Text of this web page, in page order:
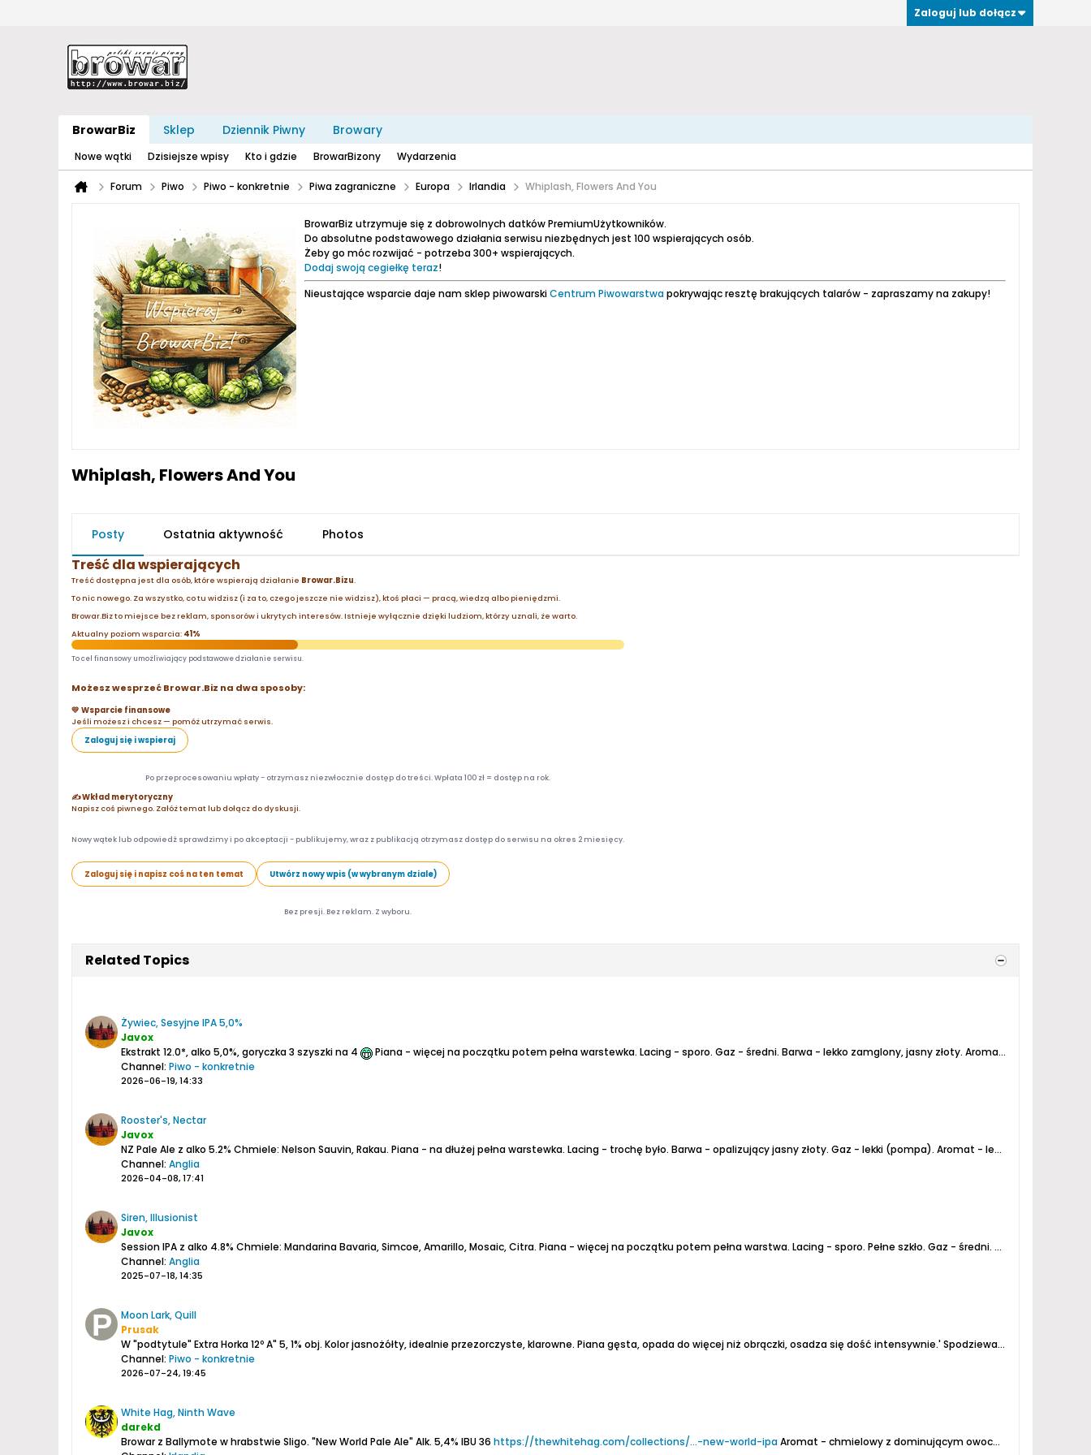
Zaloguj lub dołącz
BrowarBiz Sklep Dziennik Piwny Browary
Nowe wątki Dzisiejsze wpisy Kto i gdzie BrowarBizony Wydarzenia
Forum Piwo Piwo - konkretnie Piwa zagraniczne Europa Irlandia Whiplash, Flowers And You
BrowarBiz utrzymuje się z dobrowolnych datków PremiumUżytkowników.
Do absolutne podstawowego działania serwisu niezbędnych jest 100 wspierających osób.
Żeby go móc rozwijać - potrzeba 300+ wspierających.
Dodaj swoją cegiełkę teraz!
Nieustające wsparcie daje nam sklep piwowarskiCentrum Piwowarstwapokrywając resztę brakujących talarów - zapraszamy na zakupy!
Whiplash, Flowers And You
Posty Ostatnia aktywność Photos
Treść dla wspierających
Treść dostępna jest dla osób, które wspierają działanie Browar.Bizu.
To nic nowego. Za wszystko, co tu widzisz (i za to, czego jeszcze nie widzisz), ktoś płaci — pracą, wiedzą albo pieniędzmi.
Browar.Biz to miejsce bez reklam, sponsorów i ukrytych interesów. Istnieje wyłącznie dzięki ludziom, którzy uznali, że warto.
Aktualny poziom wsparcia: 41%
To cel finansowy umożliwiający podstawowe działanie serwisu.
Możesz wesprzeć Browar.Biz na dwa sposoby:
💛 Wsparcie finansowe
Jeśli możesz i chcesz — pomóż utrzymać serwis.
Zaloguj się i wspieraj
Po przeprocesowaniu wpłaty - otrzymasz niezwłocznie dostęp do treści. Wpłata 100 zł = dostęp na rok.
✍️ Wkład merytoryczny
Napisz coś piwnego. Załóż temat lub dołącz do dyskusji.
Nowy wątek lub odpowiedź sprawdzimy i po akceptacji - publikujemy, wraz z publikacją otrzymasz dostęp do serwisu na okres 2 miesięcy.
Zaloguj się i napisz coś na ten temat Utwórz nowy wpis (w wybranym dziale)
Bez presji. Bez reklam. Z wyboru.
Related Topics
Żywiec, Sesyjne IPA 5,0%
Javox
Ekstrakt 12.0*, alko 5,0%, goryczka 3 szyszki na 4
Piana - więcej na początku potem pełna warstewka. Lacing - sporo. Gaz - średni. Barwa - lekko zamglony, jasny złoty. Aromat - cytrusy w postaci tzw skórki pomarańczowej plus posmaki jakby ryżowe.
Channel: Piwo - konkretnie
2026-06-19, 14:33
Rooster's, Nectar
Javox
NZ Pale Ale z alko 5.2% Chmiele: Nelson Sauvin, Rakau. Piana - na dłużej pełna warstewka. Lacing - trochę było. Barwa - opalizujący jasny złoty. Gaz - lekki (pompa). Aromat - lekko jasne owoce.
Channel: Anglia
2026-04-08, 17:41
Siren, Illusionist
Javox
Session IPA z alko 4.8% Chmiele: Mandarina Bavaria, Simcoe, Amarillo, Mosaic, Citra. Piana - więcej na początku potem pełna warstwa. Lacing - sporo. Pełne szkło. Gaz - średni.
Channel: Anglia
2025-07-18, 14:35
Moon Lark, Quill
Prusak
W "podtytule" Extra Horka 12ºA" 5, 1% obj. Kolor jasnożółty, idealnie przezorczyste, klarowne. Piana gęsta, opada do więcej niż obrączki, osadza się dość intensywnie.'Spodziewałem się w zapachu głównie nut chmielowych i niby takie są, ale nie...
Channel: Piwo - konkretnie
2026-07-24, 19:45
White Hag, Ninth Wave
darekd
Browar z Ballymote w hrabstwie Sligo. "New World Pale Ale"Alk. 5,4% IBU 36 https://thewhitehag.com/collections/...-new-world-ipaAromat - chmielowy z dominującym owocem mango, potem lekko ziołowe